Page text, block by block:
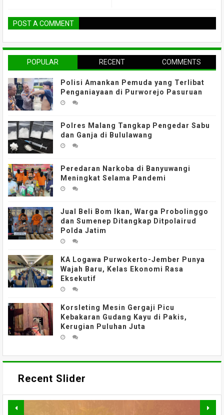
POST A COMMENT
POPULAR RECENT COMMENTS
Polisi Amankan Pemuda yang Terlibat
Penganiayaan di Purworejo Pasuruan
Polres Malang Tangkap Pengedar Sabu
dan Ganja di Bululawang
Peredaran Narkoba di Banyuwangi
Meningkat Selama Pandemi
Jual Beli Bom Ikan, Warga Probolinggo
dan Sumenep Ditangkap Ditpolairud
Polda Jatim
KA Logawa Purwokerto-Jember Punya
Wajah Baru, Kelas Ekonomi Rasa
Eksekutif
Korsleting Mesin Gergaji Picu
Kebakaran Gudang Kayu di Pakis,
Kerugian Puluhan Juta
Recent Slider